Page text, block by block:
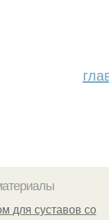
для суставов со